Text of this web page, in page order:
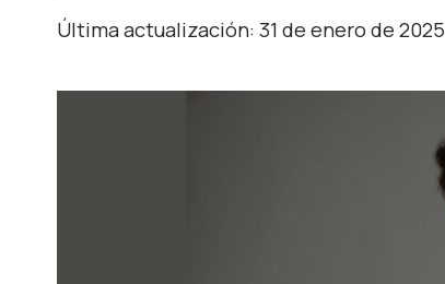
Última actualización: 31 de enero de 2025